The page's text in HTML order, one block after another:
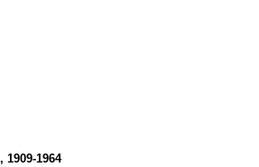
1964